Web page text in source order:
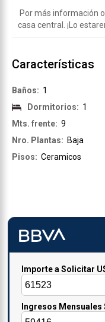
Por más información
casa central. ¡Lo
Características
Baños: 1
Dormitorios: 1
Mts. frente: 9
Nro. Plantas: Baja
Pisos: Ceramicos
Importe a Solicitar
Ingresos Mensuales